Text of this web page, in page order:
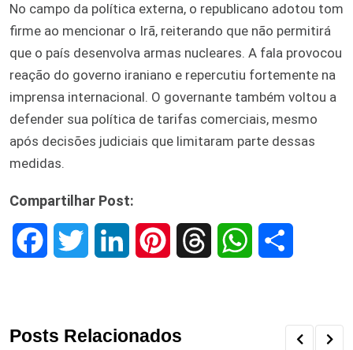
No campo da política externa, o republicano adotou tom
firme ao mencionar o Irã, reiterando que não permitirá
que o país desenvolva armas nucleares. A fala provocou
reação do governo iraniano e repercutiu fortemente na
imprensa internacional. O governante também voltou a
defender sua política de tarifas comerciais, mesmo
após decisões judiciais que limitaram parte dessas
medidas.
Compartilhar Post:
e t k t
Posts Relacionados